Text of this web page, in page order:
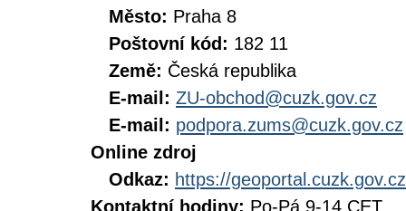
Město: Praha 8
Poštovní kód: 182 11
Země: Česká republika
E-mail: ZU-obchod@cuzk.gov.cz
E-mail: podpora.zums@cuzk.gov.cz
Online zdroj
Odkaz: https://geoportal.cuzk.gov.cz
Kontaktní hodiny: Po-Pá 9-14 CET